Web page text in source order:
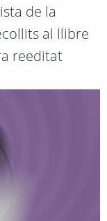
de la
al llibre
reeditat